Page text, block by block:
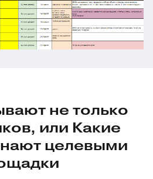
не только
или Какие
целевыми